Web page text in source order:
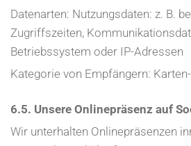
Datenarten: Nutzungsdaten: z. B.
Zugriffszeiten,
Betriebssystem oder IP-Adressen
Kategorie von Empfängern:
6.5. Unsere Onlinepräsenz auf
Wir unterhalten Onlinepräsenzen